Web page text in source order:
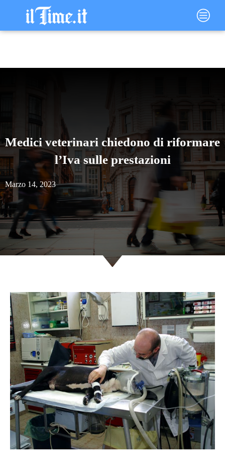
contenuto
Main
Menu
Medici veterinari chiedono di riformare
l’Iva sulle prestazioni
Marzo 14, 2023